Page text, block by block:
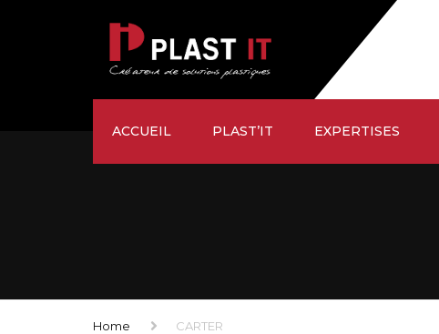
ACCUEIL PLAST’IT EXPERTISES
Home CARTER